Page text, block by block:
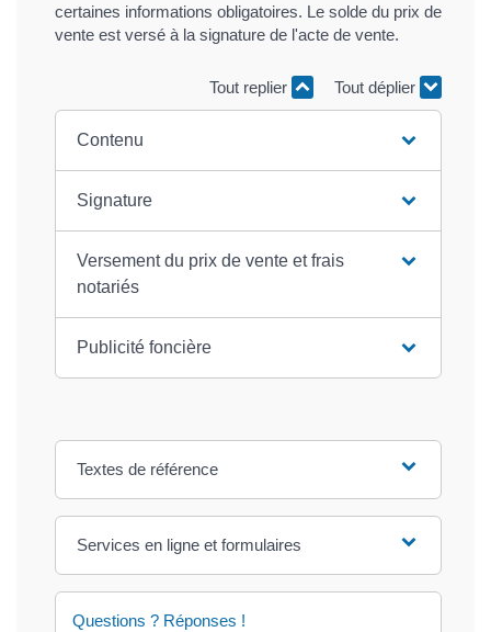
certaines informations obligatoires. Le solde du prix de
vente est versé à la signature de l'acte de vente.
Tout replier Tout déplier
Contenu
Signature
Versement du prix de vente et frais
notariés
Publicité foncière
Textes de référence
Services en ligne et formulaires
Questions ? Réponses !